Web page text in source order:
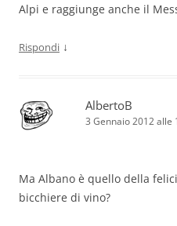
Alpi e raggiunge anche il
Rispondi ↓
AlbertoB
3 Gennaio 2012 alle
Ma Albano è quello della
bicchiere di vino?